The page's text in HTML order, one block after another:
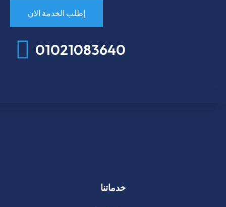
إطلب الخدمة الان
01021083640
خدماتنا